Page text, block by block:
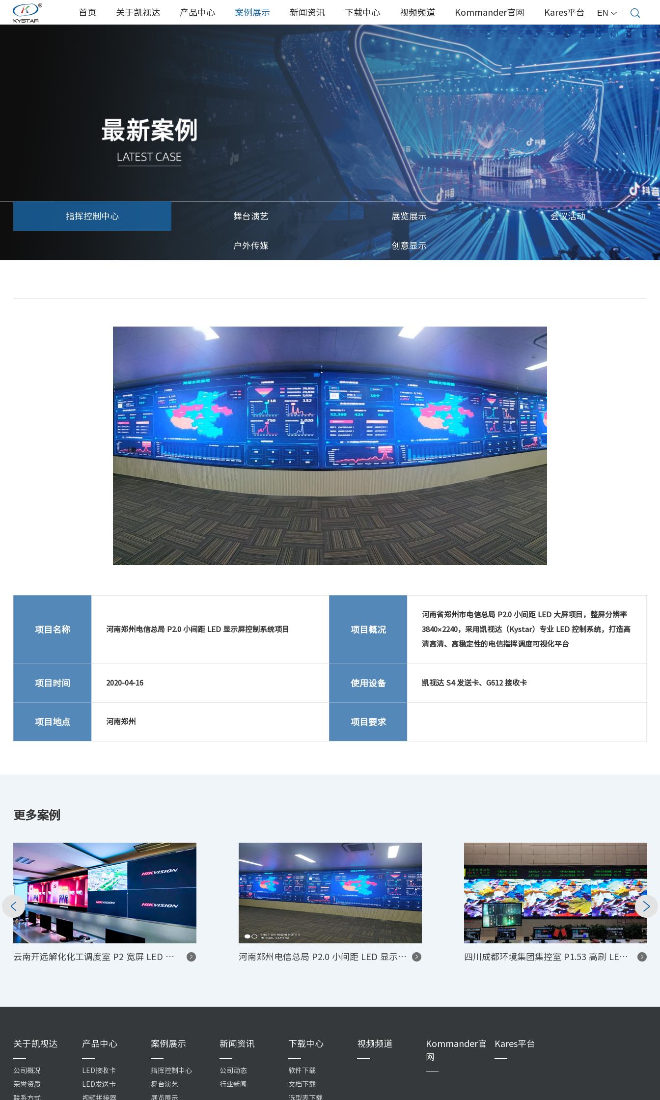
EN
首页 关于凯视达 产品中心 案例展示 新闻资讯 下载中心 视频频道 Kommander官网 Kares平台
指挥控制中心 舞台演艺 展览展示 会议活动
户外传媒 创意显示
项目名称 河南郑州电信总局 P2.0 小间距 LED 显示屏控制系统项目 项目概况
河南省郑州市电信总局 P2.0 小间距 LED 大屏项目，整屏分辨率
3840×2240，采用凯视达（Kystar）专业 LED 控制系统，打造高
清高清、高稳定性的电信指挥调度可视化平台
项目时间 2020-04-16 使用设备 凯视达 S4 发送卡、G612 接收卡
项目地点 河南郑州 项目要求
更多案例
云南开远解化化工调度室 P2 宽屏 LED 显示屏控制系统项目 河南郑州电信总局 P2.0 小间距 LED 显示屏控制系统项目 四川成都环境集团集控室 P1.53 高刷 LED 显示屏控制系统项目
关于凯视达
公司概况
荣誉资质
联系方式
产品中心
LED接收卡
LED发送卡
视频拼接器
案例展示
指挥控制中心
舞台演艺
展览展示
新闻资讯
公司动态
行业新闻
下载中心
软件下载
文档下载
选型表下载
视频频道
Kommander官
网
Kares平台